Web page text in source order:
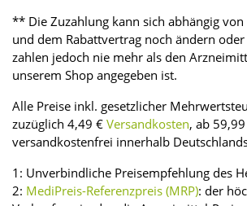
** Die Zuzahlung kann sich abhängig von
und dem Rabattvertrag noch ändern
zahlen jedoch nie mehr als den
unserem Shop angegeben ist.
Alle Preise inkl. gesetzlicher
zuzüglich 4,49 € Versandkosten, ab
versandkostenfrei innerhalb
1: Unverbindliche Preisempfehlung des
2: MediPreis-Referenzpreis (MRP): der